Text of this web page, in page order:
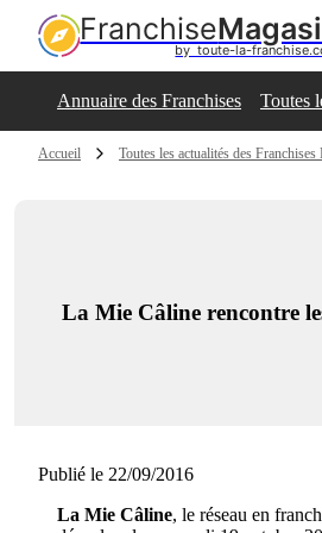
Franchise
by  toute-la-
Annuaire des Franchises Toutes
Accueil Toutes les actualités des Franchises
La Mie Câline rencontre
Publié le 22/09/2016
La Mie Câline, le réseau en